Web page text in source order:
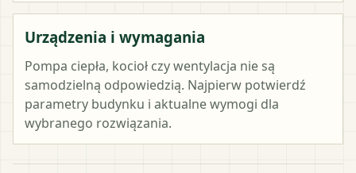
Urządzenia i wymagania
Pompa ciepła, kocioł czy wentylacja nie są
samodzielną odpowiedzią. Najpierw potwierdź
parametry budynku i aktualne wymogi dla
wybranego rozwiązania.